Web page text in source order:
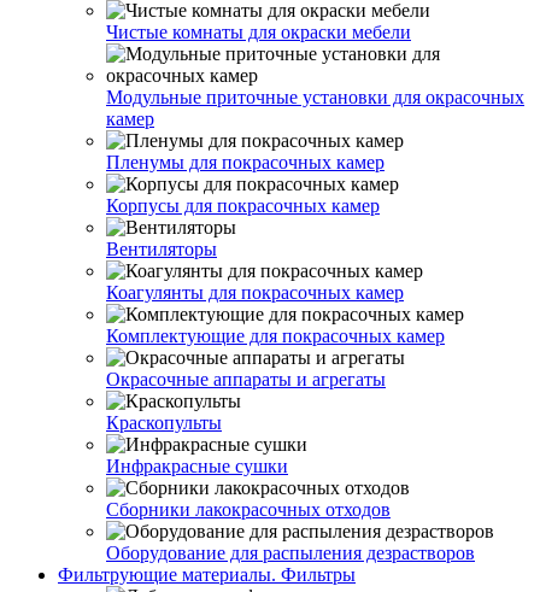
Чистые комнаты для окраски мебели
Модульные приточные установки для окрасочных
камер
Пленумы для покрасочных камер
Корпусы для покрасочных камер
Вентиляторы
Коагулянты для покрасочных камер
Комплектующие для покрасочных камер
Окрасочные аппараты и агрегаты
Краскопульты
Инфракрасные сушки
Сборники лакокрасочных отходов
Оборудование для распыления дезрастворов
Фильтрующие материалы. Фильтры